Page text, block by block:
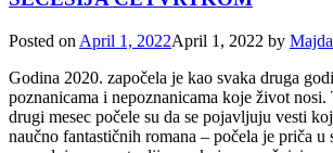
Posted on April 1, 2022April 1, 2022 by
Godina 2020. započela je kao svaka druga
poznanicama i nepoznanicama koje život nosi.
drugi mesec počele su da se pojavljuju vesti
naučno fantastičnih romana – počela je priča u